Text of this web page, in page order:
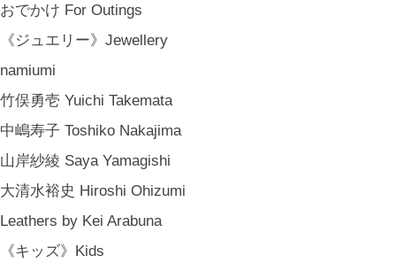
おでかけ For Outings
《ジュエリー》Jewellery
namiumi
竹俣勇壱 Yuichi Takemata
中嶋寿子 Toshiko Nakajima
山岸紗綾 Saya Yamagishi
大清水裕史 Hiroshi Ohizumi
Leathers by Kei Arabuna
《キッズ》Kids
金沢・北陸で生まれたさまざまな作品を中心に、物語を宿し、使う人の
美しさに、和と洋、OLD & NEW のインスピレーションを重ね、暮らし
の中で愉しむインテリアスタイリングをご提案しています。 casa rua [
カーサ・ルア] 石川県金沢市尾張町2-14-20 八百萬本舗 内 casa rua / A